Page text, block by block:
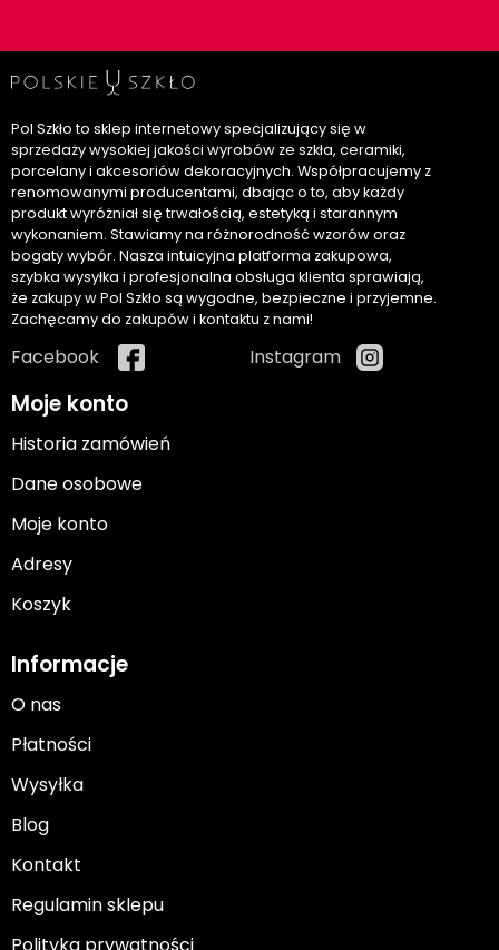
Pol Szkło to sklep internetowy specjalizujący się w
sprzedaży wysokiej jakości wyrobów ze szkła, ceramiki,
porcelany i akcesoriów dekoracyjnych. Współpracujemy z
renomowanymi producentami, dbając o to, aby każdy
produkt wyróżniał się trwałością, estetyką i starannym
wykonaniem. Stawiamy na różnorodność wzorów oraz
bogaty wybór. Nasza intuicyjna platforma zakupowa,
szybka wysyłka i profesjonalna obsługa klienta sprawiają,
że zakupy w Pol Szkło są wygodne, bezpieczne i przyjemne.
Zachęcamy do zakupów i kontaktu z nami!
Facebook Instagram
Moje konto
Historia zamówień
Dane osobowe
Moje konto
Adresy
Koszyk
Informacje
O nas
Płatności
Wysyłka
Blog
Kontakt
Regulamin sklepu